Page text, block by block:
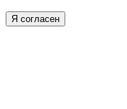
Я согласен